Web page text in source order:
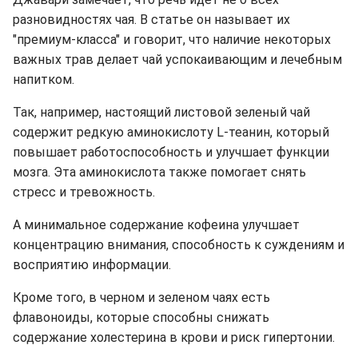
разновидностях чая. В статье он называет их
"премиум-класса" и говорит, что наличие некоторых
важных трав делает чай успокаивающим и лечебным
напитком.
Так, например, настоящий листовой зеленый чай
содержит редкую аминокислоту L-теанин, который
повышает работоспособность и улучшает функции
мозга. Эта аминокислота также помогает снять
стресс и тревожность.
А минимальное содержание кофеина улучшает
концентрацию внимания, способность к суждениям и
восприятию информации.
Кроме того, в черном и зеленом чаях есть
флавоноиды, которые способны снижать
содержание холестерина в крови и риск гипертонии.